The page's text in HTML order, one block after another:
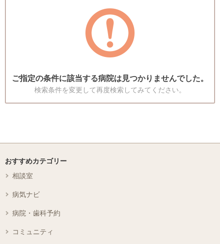
ご指定の条件に該当する病院は見つかりませんでした。
検索条件を変更して再度検索してみてください。
おすすめカテゴリー
相談室
病気ナビ
病院・歯科予約
コミュニティ